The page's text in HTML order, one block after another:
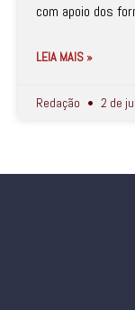
com apoio dos
LEIA MAIS »
Redação 2 de